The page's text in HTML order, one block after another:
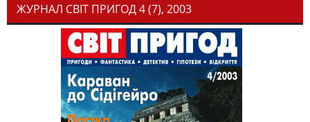
ЖУРНАЛ СВІТ ПРИГОД 4 (7), 2003